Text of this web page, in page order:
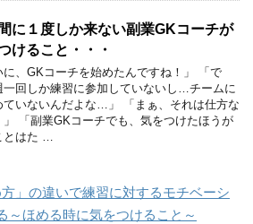
に１度しか来ない副業GKコーチが
けること・・・
に、GKコーチを始めたんですね！」 「で
一回しか練習に参加していないし…チームに
ていないんだよな…」 「まぁ、それは仕方な
」 「副業GKコーチでも、気をつけたほうが
とはた …
」の違いで練習に対するモチベーシ
～ほめる時に気をつけること～